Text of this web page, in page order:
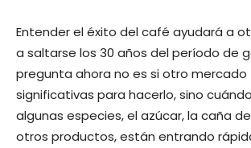
Entender el éxito del café ayudará a
a saltarse los 30 años del período de
pregunta ahora no es si otro mercado
significativas para hacerlo, sino
algunas especies, el azúcar, la caña
otros productos, están entrando